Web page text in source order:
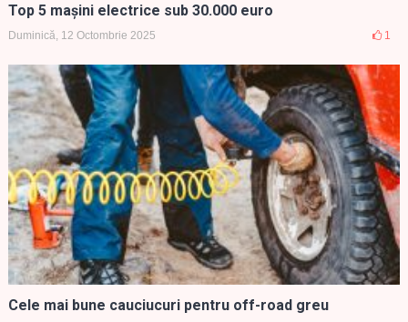
Top 5 mașini electrice sub 30.000 euro
Duminică, 12 Octombrie 2025 1
Cele mai bune cauciucuri pentru off-road greu